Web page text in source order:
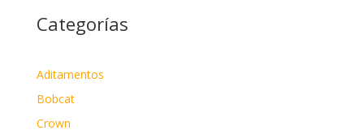
Categorías
Aditamentos
Bobcat
Crown